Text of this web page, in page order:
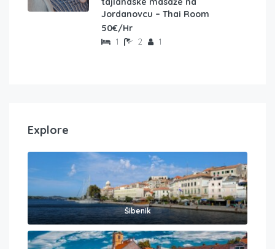
Jordanovcu – Thai Room
50€/Hr
1 2 1
Explore
Šibenik